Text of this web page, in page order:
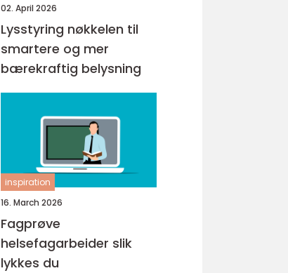
02. April 2026
Lysstyring nøkkelen til
smartere og mer
bærekraftig belysning
inspiration
16. March 2026
Fagprøve
helsefagarbeider slik
lykkes du